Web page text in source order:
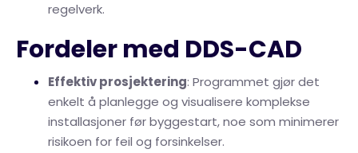
regelverk.
Fordeler med DDS-CAD
Effektiv prosjektering: Programmet gjør det
enkelt å planlegge og visualisere komplekse
installasjoner før byggestart, noe som minimerer
risikoen for feil og forsinkelser.